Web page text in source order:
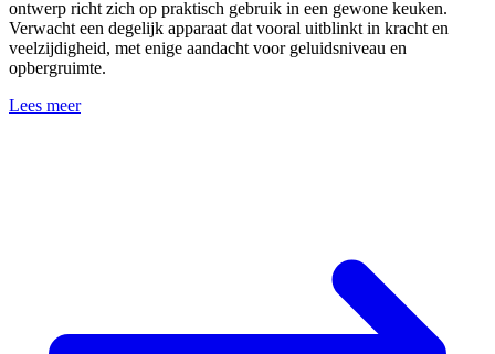
ontwerp richt zich op praktisch gebruik in een gewone keuken.
Verwacht een degelijk apparaat dat vooral uitblinkt in kracht en
veelzijdigheid, met enige aandacht voor geluidsniveau en
opbergruimte.
Lees meer